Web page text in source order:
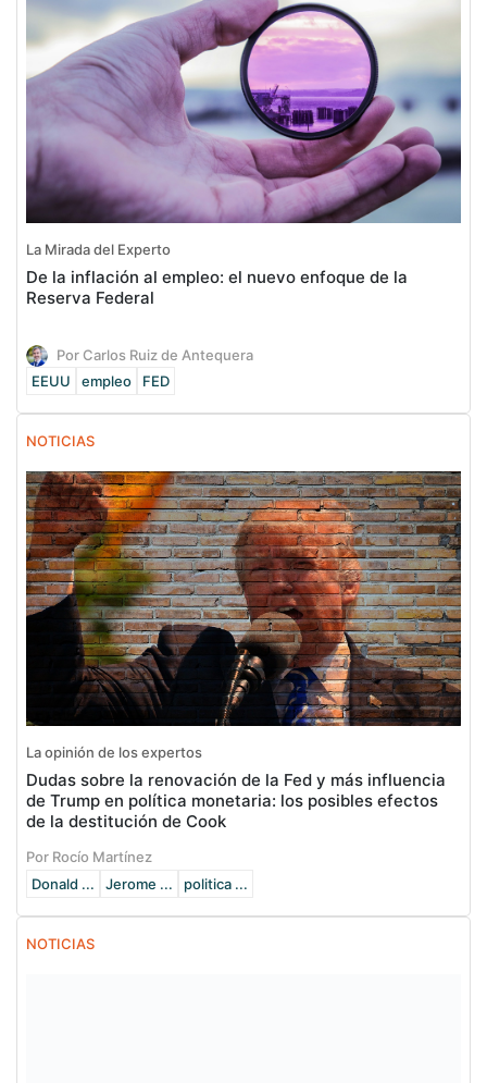
La Mirada del Experto
De la inflación al empleo: el nuevo enfoque de la
Reserva Federal
Por Carlos Ruiz de Antequera
EEUU
empleo FED
NOTICIAS
La opinión de los expertos
Dudas sobre la renovación de la Fed y más influencia
de Trump en política monetaria: los posibles efectos
de la destitución de Cook
Por Rocío Martínez
Donald ...
Jerome ... politica ...
NOTICIAS